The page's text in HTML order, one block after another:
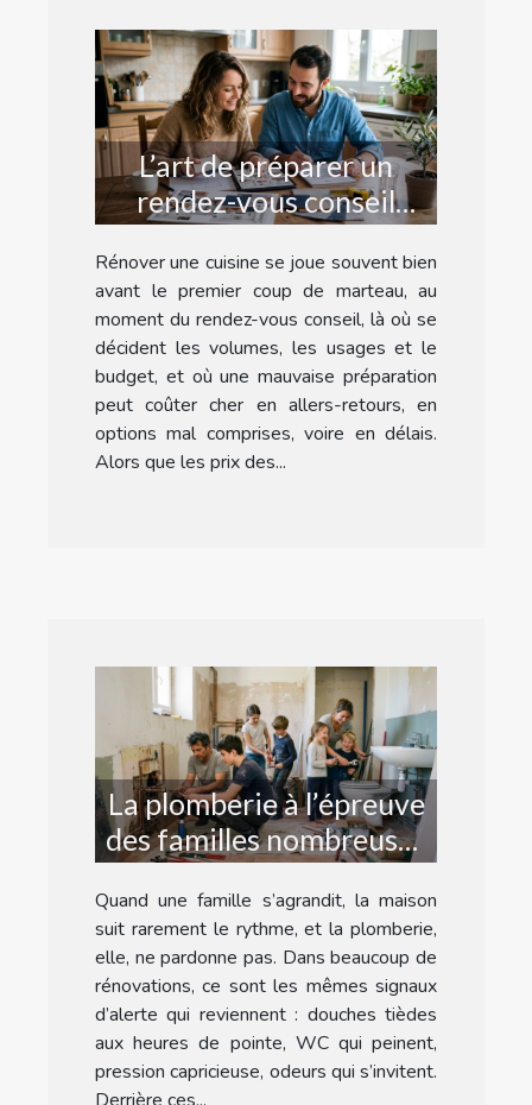
L’art de préparer un
rendez-vous conseil
réussi pour refaire sa
cuisine
Rénover une cuisine se joue souvent bien
avant le premier coup de marteau, au
moment du rendez-vous conseil, là où se
décident les volumes, les usages et le
budget, et où une mauvaise préparation
peut coûter cher en allers-retours, en
options mal comprises, voire en délais.
Alors que les prix des...
La plomberie à l’épreuve
des familles nombreuses
: récit d’une rénovation
Quand une famille s’agrandit, la maison
suit rarement le rythme, et la plomberie,
elle, ne pardonne pas. Dans beaucoup de
rénovations, ce sont les mêmes signaux
d’alerte qui reviennent : douches tièdes
aux heures de pointe, WC qui peinent,
pression capricieuse, odeurs qui s’invitent.